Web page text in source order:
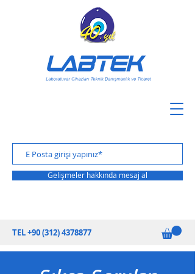
TEL+90 (312) 4378877
Gelişmeler hakkında mesaj al